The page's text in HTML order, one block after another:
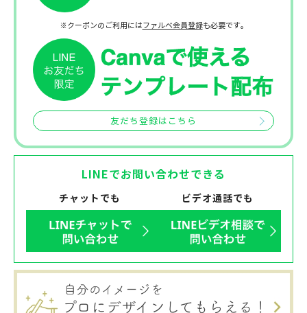
※クーポンのご利用にはファルベ会員登録も必要です。
友だち登録はこちら
LINEでお問い合わせできる
チャットでも ビデオ通話でも